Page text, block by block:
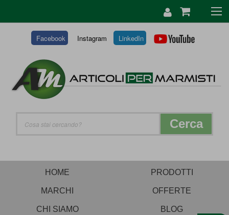
Facebook Instagram LinkedIn
CONTENUTO
Cerca
HOME PRODOTTI
MARCHI OFFERTE
CHI SIAMO BLOG